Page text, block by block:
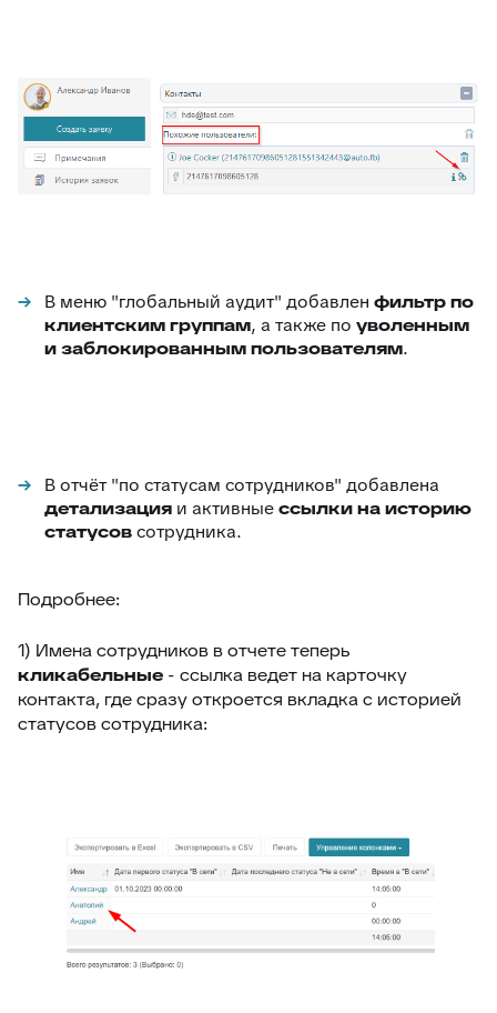
В меню "глобальный аудит" добавлен фильтр по
клиентским группам, а также по уволенным
и заблокированным пользователям.
В отчёт "по статусам сотрудников" добавлена
детализация и активныессылки на историю
статусовсотрудника.
Подробнее:
1) Имена сотрудников в отчете теперь
кликабельные - ссылка ведет на карточку
контакта, где сразу откроется вкладка с историей
статусов сотрудника: